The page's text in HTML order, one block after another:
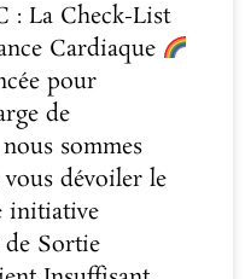
: La Check-List
Cardiaque
pour
de
sommes
vous dévoiler le
initiative
de Sortie